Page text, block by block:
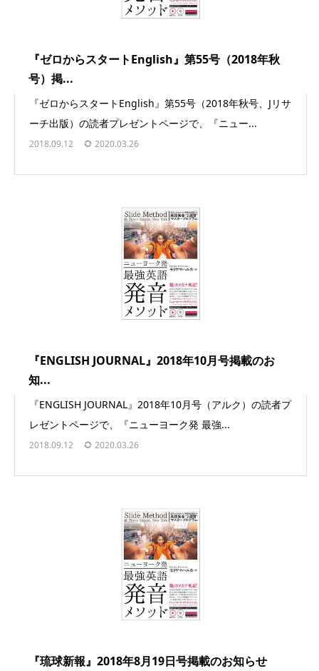
『ゼロからスタートEnglish』第55号（2018年秋
号）掲...
『ゼロからスタートEnglish』第55号（2018年秋号、Jリサ
ーチ出版）の読者プレゼントページで、『ニュー...
2018.09.12 2020.03.26
『ENGLISH JOURNAL』2018年10月号掲載のお
知...
『ENGLISH JOURNAL』2018年10月号（アルク）の読者プ
レゼントページで、『ニューヨーク発 最強...
2018.09.12 2020.03.26
『琉球新報』2018年8月19日号掲載のお知らせ